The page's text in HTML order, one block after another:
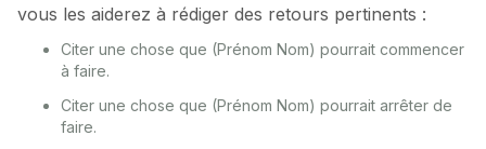
vous les aiderez à rédiger des retours pertinents :
Citer une chose que (Prénom Nom) pourrait commencer
à faire.
Citer une chose que (Prénom Nom) pourrait arrêter de
faire.